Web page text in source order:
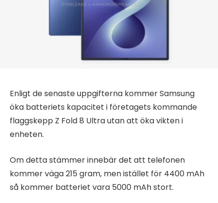
Enligt de senaste uppgifterna kommer Samsung
öka batteriets kapacitet i företagets kommande
flaggskepp Z Fold 8 Ultra utan att öka vikten i
enheten.
Om detta stämmer innebär det att telefonen
kommer väga 215 gram, men istället för 4400 mAh
så kommer batteriet vara 5000 mAh stort.